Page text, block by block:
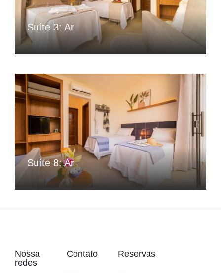
Suíte 3: Ar
Suíte 8: Ar
Nossa
redes
Contato Reservas